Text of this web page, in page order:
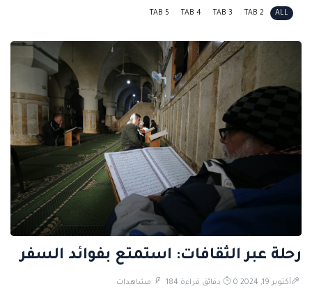
ALL
TAB 2
TAB 3
TAB 4
TAB 5
رحلة عبر الثقافات: استمتع بفوائد السفر
أكتوبر 19, 2024 0 دقائق قراءة 184 مشاهدات